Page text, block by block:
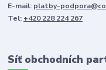
E-mail: platby-
Tel: +420 228 224 267
Síť obchodních